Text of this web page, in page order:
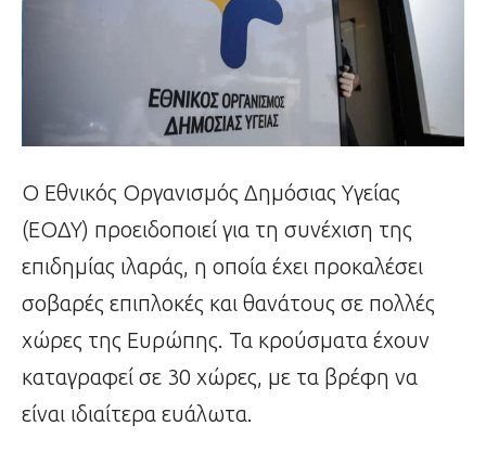
Ο Εθνικός Οργανισμός Δημόσιας Υγείας
(ΕΟΔΥ) προειδοποιεί για τη συνέχιση της
επιδημίας ιλαράς, η οποία έχει προκαλέσει
σοβαρές επιπλοκές και θανάτους σε πολλές
χώρες της Ευρώπης. Τα κρούσματα έχουν
καταγραφεί σε 30 χώρες, με τα βρέφη να
είναι ιδιαίτερα ευάλωτα.